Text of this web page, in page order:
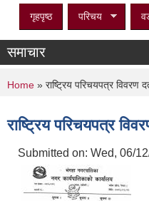
गृहपृष्ठ परिचय
समाचार
You are here
Home » राष्ट्रिय परिचयपत्र विवरण
राष्ट्रिय परिचयपत्र
Submitted on: Wed, 06/